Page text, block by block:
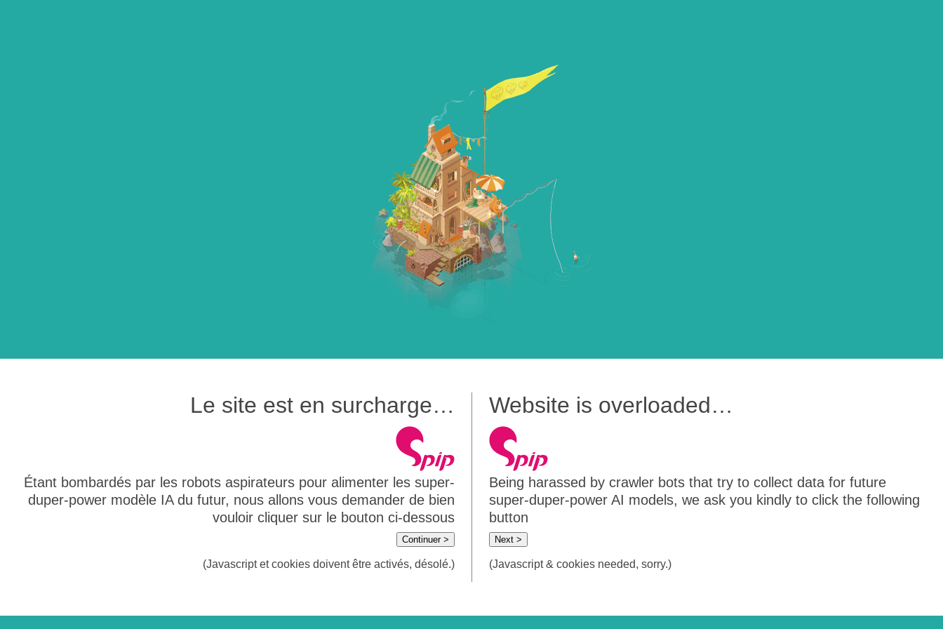
Le site est en surcharge…
Étant bombardés par les robots aspirateurs pour alimenter les super-
duper-power modèle IA du futur, nous allons vous demander de bien
vouloir cliquer sur le bouton ci-dessous
Continuer >
(Javascript et cookies doivent être activés, désolé.)
Website is overloaded…
Being harassed by crawler bots that try to collect data for future
super-duper-power AI models, we ask you kindly to click the following
button
Next >
(Javascript & cookies needed, sorry.)